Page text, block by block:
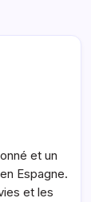
et un
Espagne.
et les